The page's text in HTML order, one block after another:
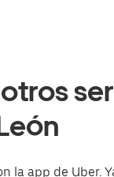
la app de Uber.